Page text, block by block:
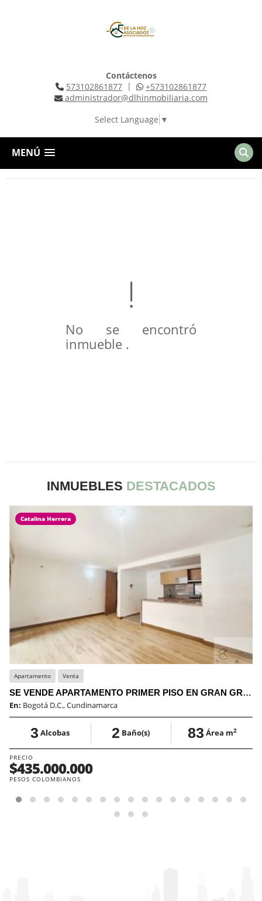
Contáctenos
573102861877 |
+573102861877
administrador@dlhinmobiliaria.com
Select Language ▼
MENÚ
No se encontró
inmueble .
INMUEBLES DESTACADOS
Catalina Herrera
Apartamento Venta
SE VENDE APARTAMENTO PRIMER PISO EN GRAN GRANADA-ENGATIVA
En: Bogotá D.C., Cundinamarca
3 Alcobas 2 Baño(s) 83 Área m2
PRECIO
$435.000.000
PESOS COLOMBIANOS